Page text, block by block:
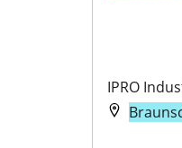
IPRO